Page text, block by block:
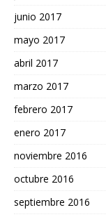
junio 2017
mayo 2017
abril 2017
marzo 2017
febrero 2017
enero 2017
noviembre 2016
octubre 2016
septiembre 2016